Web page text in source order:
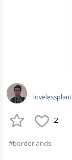
lovelessplant
2
#borderlands